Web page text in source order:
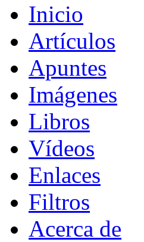
Inicio
Artículos
Apuntes
Imágenes
Libros
Vídeos
Enlaces
Filtros
Acerca de